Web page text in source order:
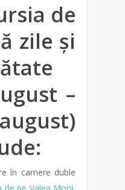
de
zile și
–
în camere duble